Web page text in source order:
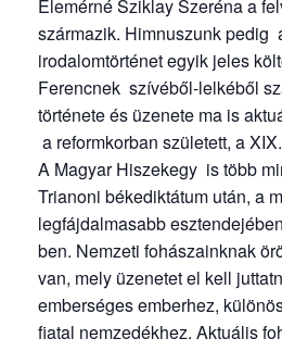
Elemérné Sziklay Szeréna a
származik. Himnuszunk pedig
irodalomtörténet egyik jeles
Ferencnek szívéből-lelkéből
története és üzenete ma is
a reformkorban született, a
A Magyar Hiszekegy is több
Trianoni békediktátum után, a
legfájdalmasabb
ben. Nemzeti fohászainknak
van, mely üzenetet el kell
emberséges emberhez,
fiatal nemzedékhez. Aktuális